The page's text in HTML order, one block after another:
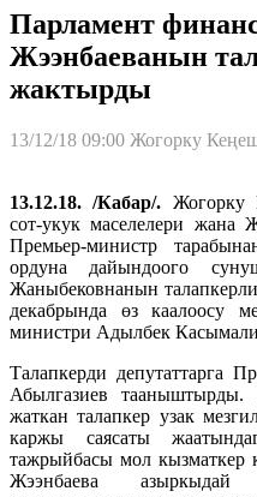
Парламент
Жээнбаеванын
жактырды
13/12/18 09:00 Жогорку
13.12.18. /Кабар/. Жогорку
сот-укук маселелери жана
Премьер-министр
ордуна дайындоого
Жаныбековнанын
декабрында өз каалоосу
министри Адылбек
Талапкерди депутаттарга
Абылгазиев
жаткан талапкер узак
каржы саясаты
тажрыйбасы мол кызматкер
Жээнбаева